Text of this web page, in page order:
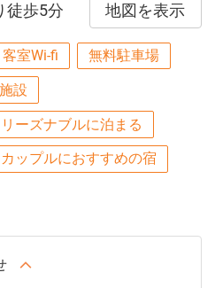
徒歩5分 地図を表示
客室Wi-fi 無料駐車場
設
リーズナブルに泊まる
カップルにおすすめの宿